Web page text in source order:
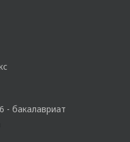
- бакалавриат